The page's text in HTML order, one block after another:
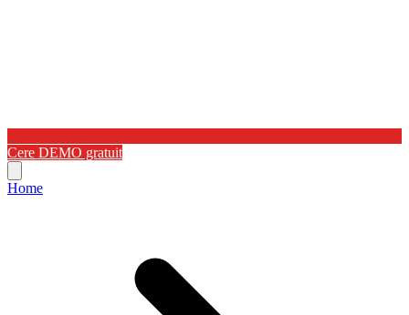
Cere DEMO gratuit
Home